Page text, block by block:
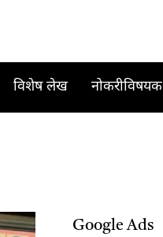
विशेष लेख नोकरीविषयक
Google Ads